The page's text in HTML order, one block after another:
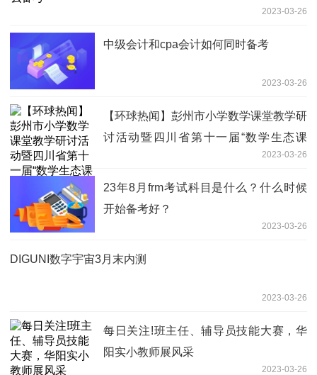
2023-03-26
中级会计和cpa会计如何同时备考
2023-03-26
【环球热闻】彭州市小学数学课堂教学研
讨活动暨四川省第十一届“数学生态课
堂”三区联动数学教学研讨活动在延秀小
学举行
2023-03-26
23年8月frm考试科目是什么？什么时候
开始备考好？
2023-03-26
DIGUNI数字宇宙3月末内测
2023-03-26
每日关注!班主任、辅导员技能大赛，华
阳实小教师展风采
2023-03-26